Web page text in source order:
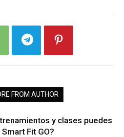
FROM AUTHOR
y clases puedes
Fit GO?